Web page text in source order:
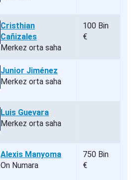
Cristhian
Cañizales
Merkez orta saha
100 Bin
€
Junior Jiménez
Merkez orta saha
Luis Guevara
Merkez orta saha
Alexis Manyoma
On Numara
750 Bin
€